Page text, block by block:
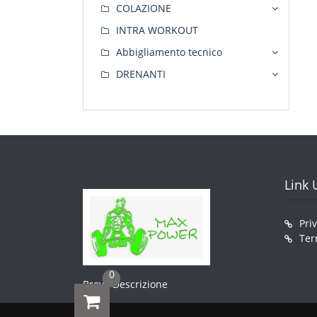
COLAZIONE
INTRA WORKOUT
Abbigliamento tecnico
DRENANTI
Breve Descrizione
Link
0